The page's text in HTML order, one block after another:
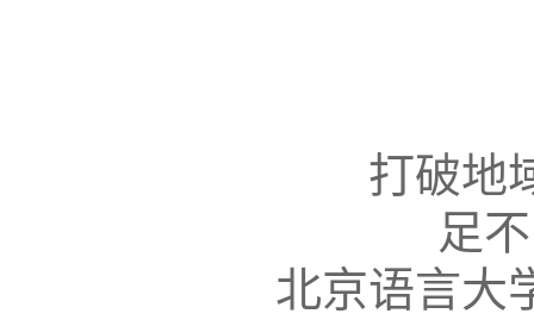
打破地
足
北京语言大